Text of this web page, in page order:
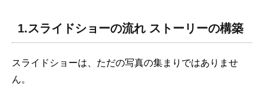
1.スライドショーの流れ ストーリーの構築
スライドショーは、ただの写真の集まりではありませ
ん。